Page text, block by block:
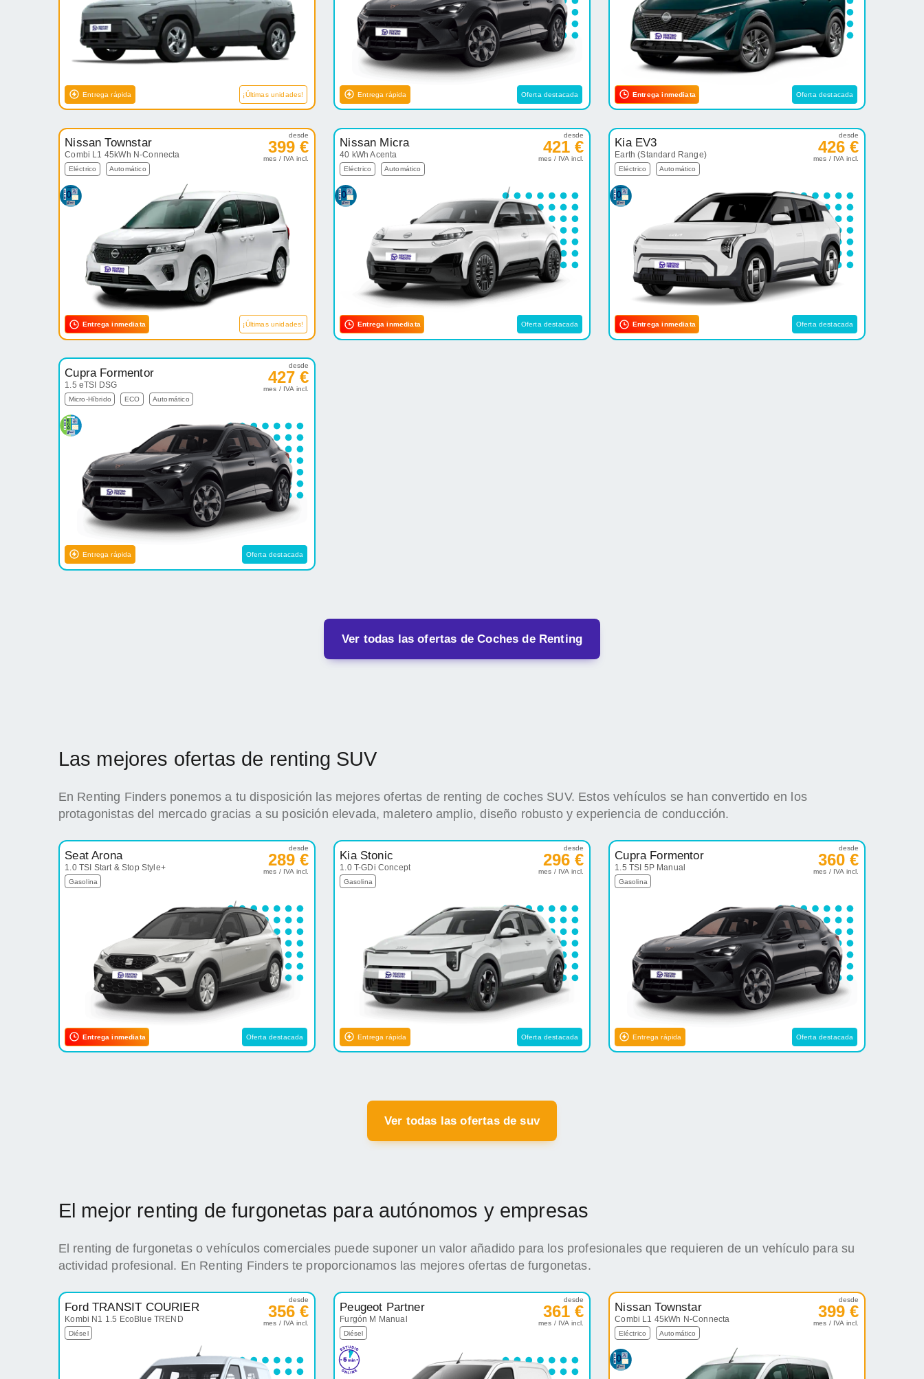
Entrega rápida ¡Últimas unidades! Entrega rápida Oferta destacada Entrega inmediata Oferta destacada
Nissan Townstar
Combi L1 45kWh N-Connecta
Eléctrico Automático
desde
399 €
mes / IVA incl.
Entrega inmediata ¡Últimas unidades!
Nissan Micra
40 kWh Acenta
Eléctrico Automático
desde
421 €
mes / IVA incl.
Entrega inmediata Oferta destacada
Kia EV3
Earth (Standard Range)
Eléctrico Automático
desde
426 €
mes / IVA incl.
Entrega inmediata Oferta destacada
Cupra Formentor
1.5 eTSI DSG
Micro-Híbrido ECO Automático
desde
427 €
mes / IVA incl.
Entrega rápida Oferta destacada
Ver todas las ofertas de Coches de Renting
Las mejores ofertas de renting SUV
En Renting Finders ponemos a tu disposición las mejores ofertas de renting de coches SUV. Estos vehículos se han convertido en los
protagonistas del mercado gracias a su posición elevada, maletero amplio, diseño robusto y experiencia de conducción.
Seat Arona
1.0 TSI Start & Stop Style+
Gasolina
desde
289 €
mes / IVA incl.
Entrega inmediata Oferta destacada
Kia Stonic
1.0 T-GDi Concept
Gasolina
desde
296 €
mes / IVA incl.
Entrega rápida Oferta destacada
Cupra Formentor
1.5 TSI 5P Manual
Gasolina
desde
360 €
mes / IVA incl.
Entrega rápida Oferta destacada
Ver todas las ofertas de suv
El mejor renting de furgonetas para autónomos y empresas
El renting de furgonetas o vehículos comerciales puede suponer un valor añadido para los profesionales que requieren de un vehículo para su
actividad profesional. En Renting Finders te proporcionamos las mejores ofertas de furgonetas.
Ford TRANSIT COURIER
Kombi N1 1.5 EcoBlue TREND
Diésel
desde
356 €
mes / IVA incl.
Peugeot Partner
Furgón M Manual
Diésel
desde
361 €
mes / IVA incl.
Nissan Townstar
Combi L1 45kWh N-Connecta
Eléctrico Automático
desde
399 €
mes / IVA incl.